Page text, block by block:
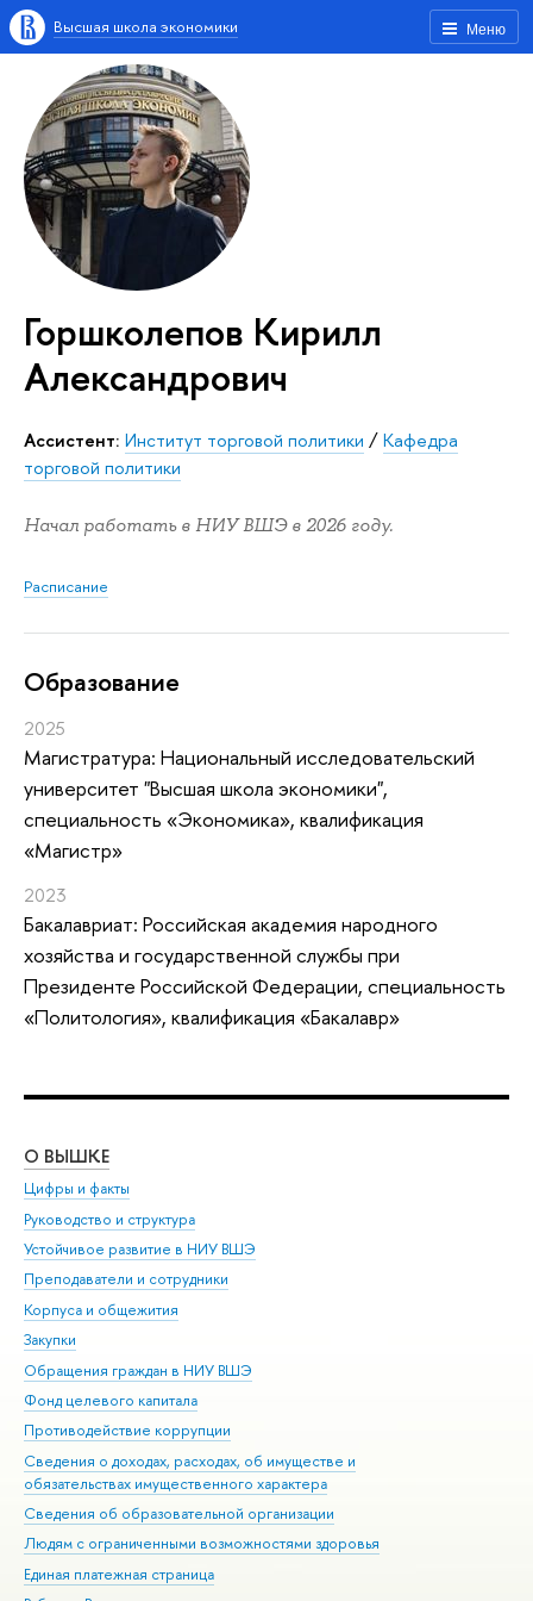
Меню
Высшая школа экономики
Горшколепов Кирилл
Александрович
Ассистент: Институт торговой политики /Кафедра
торговой политики
Начал работать в НИУ ВШЭ в 2026 году.
Расписание
Oбразование
2025
Магистратура: Национальный исследовательский
университет "Высшая школа экономики",
специальность «Экономика», квалификация
«Магистр»
2023
Бакалавриат: Российская академия народного
хозяйства и государственной службы при
Президенте Российской Федерации, специальность
«Политология», квалификация «Бакалавр»
О ВЫШКЕ
Цифры и факты
Руководство и структура
Устойчивое развитие в НИУ ВШЭ
Преподаватели и сотрудники
Корпуса и общежития
Закупки
Обращения граждан в НИУ ВШЭ
Фонд целевого капитала
Противодействие коррупции
Сведения о доходах, расходах, об имуществе и
обязательствах имущественного характера
Сведения об образовательной организации
Людям с ограниченными возможностями здоровья
Единая платежная страница